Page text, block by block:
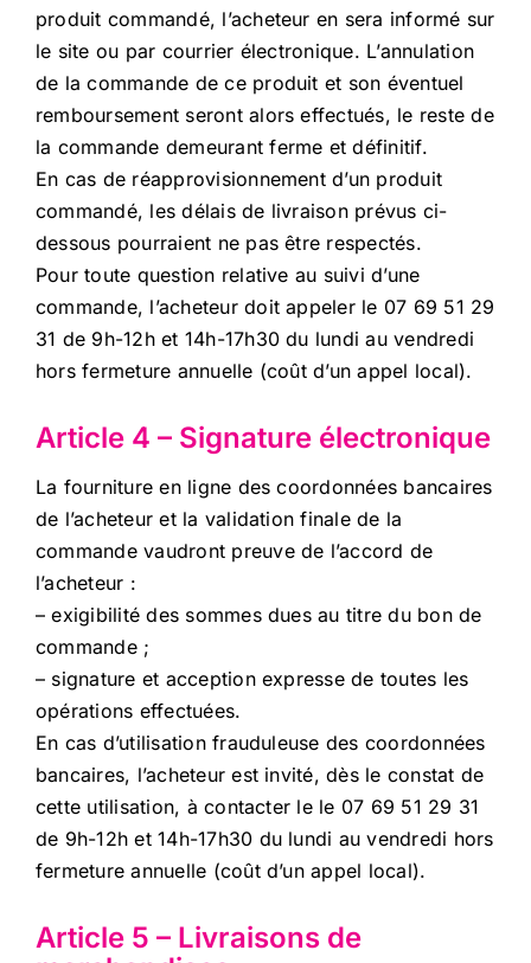
produit commandé, l’acheteur en sera informé sur
le site ou par courrier électronique. L’annulation
de la commande de ce produit et son éventuel
remboursement seront alors effectués, le reste de
la commande demeurant ferme et définitif.
En cas de réapprovisionnement d’un produit
commandé, les délais de livraison prévus ci-
dessous pourraient ne pas être respectés.
Pour toute question relative au suivi d’une
commande, l’acheteur doit appeler le 07 69 51 29
31 de 9h-12h et 14h-17h30 du lundi au vendredi
hors fermeture annuelle (coût d’un appel local).
Article 4 – Signature électronique
La fourniture en ligne des coordonnées bancaires
de l’acheteur et la validation finale de la
commande vaudront preuve de l’accord de
l’acheteur :
– exigibilité des sommes dues au titre du bon de
commande ;
– signature et acception expresse de toutes les
opérations effectuées.
En cas d’utilisation frauduleuse des coordonnées
bancaires, l’acheteur est invité, dès le constat de
cette utilisation, à contacter le le 07 69 51 29 31
de 9h-12h et 14h-17h30 du lundi au vendredi hors
fermeture annuelle (coût d’un appel local).
Article 5 – Livraisons de